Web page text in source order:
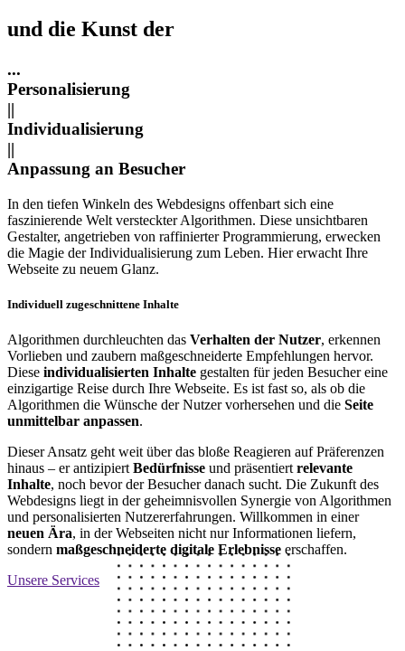
und die Kunst der
...
Personalisierung
||
Individualisierung
||
Anpassung an Besucher
In den tiefen Winkeln des Webdesigns offenbart sich eine
faszinierende Welt versteckter Algorithmen. Diese unsichtbaren
Gestalter, angetrieben von raffinierter Programmierung, erwecken
die Magie der Individualisierung zum Leben. Hier erwacht Ihre
Webseite zu neuem Glanz.
Individuell zugeschnittene Inhalte
Algorithmen durchleuchten das Verhalten der Nutzer, erkennen
Vorlieben und zaubern maßgeschneiderte Empfehlungen hervor.
Diese individualisierten Inhalte gestalten für jeden Besucher eine
einzigartige Reise durch Ihre Webseite. Es ist fast so, als ob die
Algorithmen die Wünsche der Nutzer vorhersehen und die Seite
unmittelbar anpassen.
Dieser Ansatz geht weit über das bloße Reagieren auf Präferenzen
hinaus – er antizipiert Bedürfnisse und präsentiert relevante
Inhalte, noch bevor der Besucher danach sucht. Die Zukunft des
Webdesigns liegt in der geheimnisvollen Synergie von Algorithmen
und personalisierten Nutzererfahrungen. Willkommen in einer
neuen Ära, in der Webseiten nicht nur Informationen liefern,
sondern maßgeschneiderte digitale Erlebnisse erschaffen.
Unsere Services